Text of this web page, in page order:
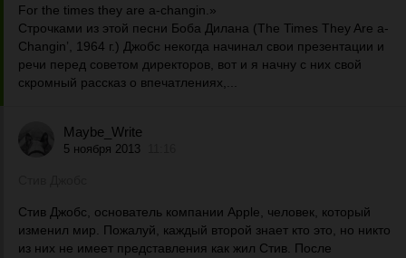
For the times they are a-changin.»
Строчками из этой песни Боба Дилана (The Times They Are a-
Changin’, 1964 г.) Джобс некогда начинал свои презентации и
речи перед советом директоров, вот и я начну с них свой
скромный рассказ о впечатлениях,...
Maybe_Write
5 ноября 2013
Стив Джобс, основатель компании Apple, человек, который
изменил мир. Пожалуй, каждый второй знает кто это, но никто
из них не имеет представления как жил Стив. После